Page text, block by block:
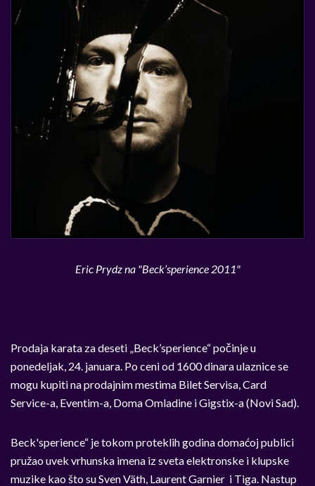
Eric Prydz na "Beck’sperience 2011"
Prodaja karata za deseti „Beck’sperience“ počinje u
ponedeljak, 24. januara. Po ceni od 1600 dinara ulaznice se
mogu kupiti na prodajnim mestima Bilet Servisa, Card
Service-a, Eventim-a, Doma Omladine i Gigstix-a (Novi Sad).
Beck'sperience“ je tokom proteklih godina domaćoj publici
pružao uvek vrhunska imena iz sveta elektronske i klupske
muzike kao što su Sven Väth, Laurent Garnier i Tiga. Nastup